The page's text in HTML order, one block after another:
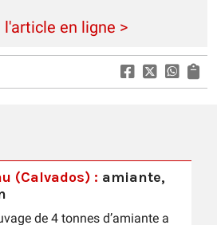
l'article en ligne >
(Calvados) : amiante,
de 4 tonnes d’amiante a